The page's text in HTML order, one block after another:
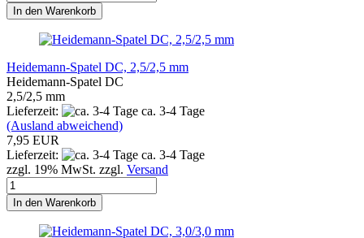
In den Warenkorb
Heidemann-Spatel DC, 2,5/2,5 mm
Heidemann-Spatel DC
2,5/2,5 mm
Lieferzeit:
ca. 3-4 Tage
(Ausland abweichend)
7,95 EUR
Lieferzeit:
ca. 3-4 Tage
zzgl. 19% MwSt. zzgl. Versand
In den Warenkorb